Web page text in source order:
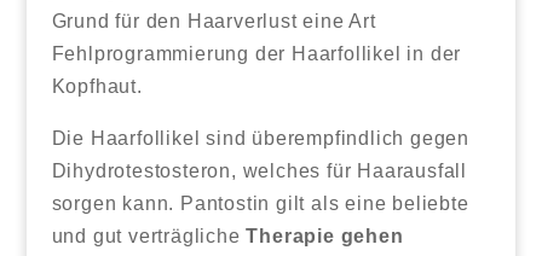
Grund für den Haarverlust eine Art
Fehlprogrammierung der Haarfollikel in der
Kopfhaut.
Die Haarfollikel sind überempfindlich gegen
Dihydrotestosteron, welches für Haarausfall
sorgen kann. Pantostin gilt als eine beliebte
und gut verträglicheTherapie gehen